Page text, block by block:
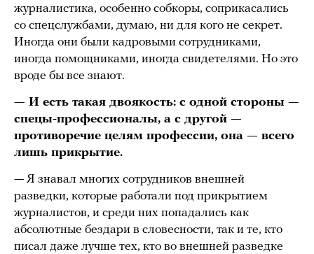
журналистика, особенно собкоры, соприкасались
со спецслужбами, думаю, ни для кого не секрет.
Иногда они были кадровыми сотрудниками,
иногда помощниками, иногда свидетелями. Но это
вроде бы все знают.
— И есть такая двоякость: с одной стороны —
спецы-профессионалы, а с другой —
противоречие целям профессии, она — всего
лишь прикрытие.
— Я знавал многих сотрудников внешней
разведки, которые работали под прикрытием
журналистов, и среди них попадались как
абсолютные бездари в словесности, так и те, кто
писал даже лучше тех, кто во внешней разведке